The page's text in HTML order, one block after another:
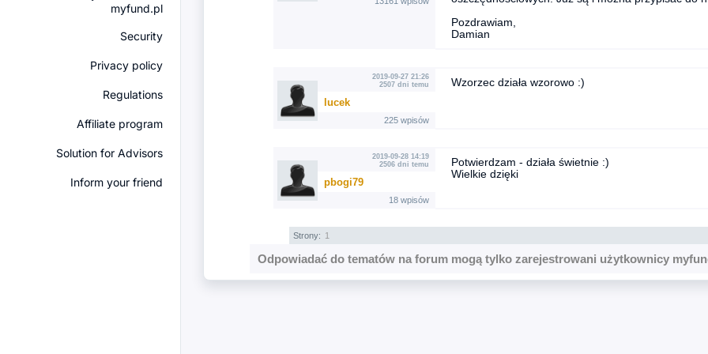
myfund.pl
Security
Privacy policy
Regulations
Affiliate program
Solution for Advisors
Inform your friend
Pozdrawiam,
Damian
2019-09-27 21:26
2507 dni temu
lucek
225 wpisów
Wzorzec działa wzorowo :)
2019-09-28 14:19
2506 dni temu
pbogi79
18 wpisów
Potwierdzam - działa świetnie :)
Wielkie dzięki
Strony: 1
Odpowiadać do tematów na forum mogą tylko zarejestrowani użytkownicy